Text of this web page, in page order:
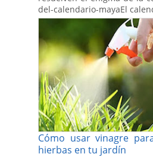
del-calendario-mayaEl
Cómo usar vinagre
hierbas en tu jardín